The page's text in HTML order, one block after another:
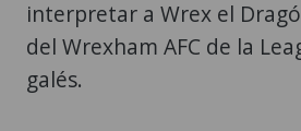
interpretar a Wrex el
del Wrexham AFC de la
galés.